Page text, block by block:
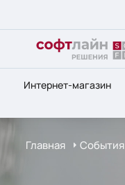
Интернет-магазин
Главная События